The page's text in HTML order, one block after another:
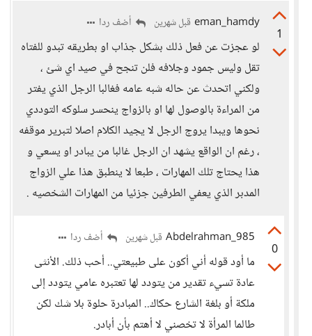
1
eman_hamdy قبل شهرين أضف ردا
لو عجزت عن فعل ذلك بشكل جذاب او بطريقه تبدو للفتاه
تقل وليس جمود وجلافه فلن تنجح في صيد اي شئ ،
ولكني اتحدث عن حاله شبه عامه فغالبا الرجل الذي يفتر
من المراءة بالوصول لها او بالزواج ينحسر سلوكه التوددي
نحوها ويبدا يروج الرجل لا يجيد الكلام اصلا لتبرير موقفه
، رغم ان الواقع يشهد ان الرجل غالبا من يبادر او يسعي و
هذا يحتاج تلك المهارات ، طبعا لا ينطبق هذا علي الزواج
المدبر الذي يعفي الطرفين جزئيا من المهارات الشخصيه .
0
Abdelrahman_985 قبل شهرين أضف ردا
ما أود قوله أني أكون على طبيعتي.. أحب ذلك. الأنثى
عادة تسيء تقدير من يتودد لها تعتبره عامي يتودد إلى
ملكة أو بلغة الشارع حكاك.. المبادرة حلوة بلا شك لكن
طالما المرأة لا تخصني لا أهتم بأن أبادر.